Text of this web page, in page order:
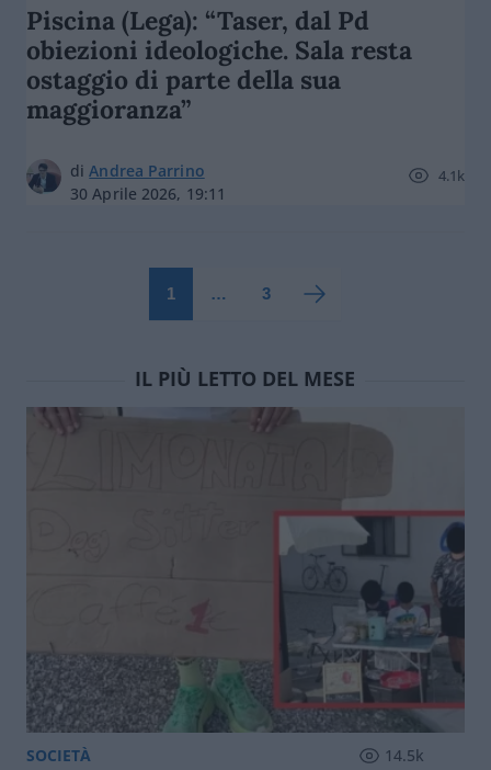
Piscina (Lega): “Taser, dal Pd
obiezioni ideologiche. Sala resta
ostaggio di parte della sua
maggioranza”
diAndrea Parrino
30 Aprile 2026, 19:11
4.1k
1 … 3
IL PIÙ LETTO DEL MESE
SOCIETÀ 14.5k